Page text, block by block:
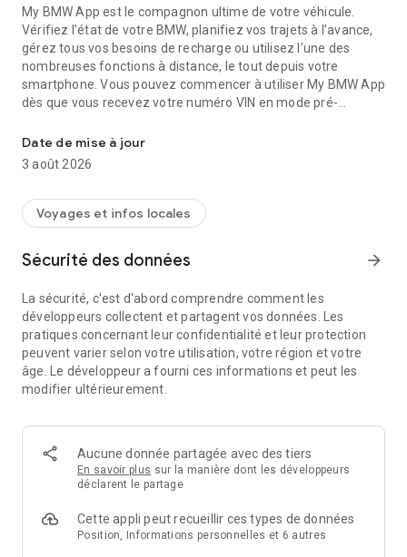
My BMW App est le compagnon ultime de votre véhicule.
Vérifiez l’état de votre BMW, planifiez vos trajets à l’avance,
gérez tous vos besoins de recharge ou utilisez l’une des
nombreuses fonctions à distance, le tout depuis votre
smartphone. Vous pouvez commencer à utiliser My BMW App
dès que vous recevez votre numéro VIN en mode pré-
VÉRIFIEZ L’ÉTAT DE VOTRE VÉHICULE
des pneus et les alertes du véhicule
• Recevez des mises à jour si des alarmes sont déclenchées
• Ajoutez des widgets à votre écran d’accueil pour un accès
COMMANDEZ VOTRE VÉHICULE À DISTANCE
• Planifiez et activez la climatisation
• Verrouillez et déverrouillez les portes, accédez au coffre,
actionnez l’avertisseur sonore et les feux, et avec les
véhicules de dernières générations, ouvrez et fermez les
• Enregistrez des images de l’intérieur et de l’extérieur du
véhicule
• Mettez à jour à distance la configuration de votre véhicule, y
compris les applications embarquées
NOUVEAU : COMMANDES À DISTANCE POUR LES
PASSAGERS (selon le modèle)
Date de mise à jour
3 août 2026
Voyages et infos locales
Sécurité des données arrow_forward
La sécurité, c'est d'abord comprendre comment les
développeurs collectent et partagent vos données. Les
pratiques concernant leur confidentialité et leur protection
peuvent varier selon votre utilisation, votre région et votre
âge. Le développeur a fourni ces informations et peut les
modifier ultérieurement.
Aucune donnée partagée avec des tiers
En savoir plus sur la manière dont les développeurs
déclarent le partage
Cette appli peut recueillir ces types de données
Position, Informations personnelles et 6 autres